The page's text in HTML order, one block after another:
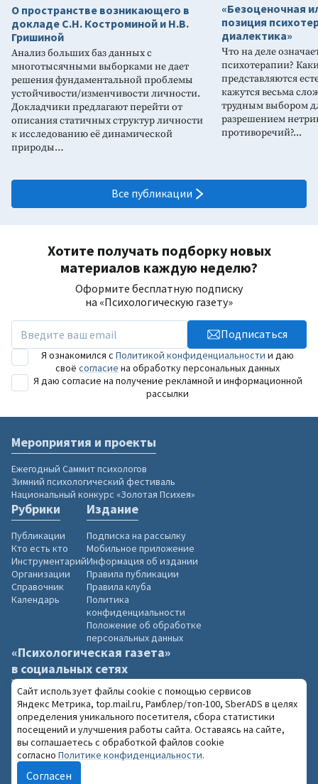
О пространстве возникающего в
докладе С.Н. Костроминой и Н.В.
Гришиной
Анализ больших баз данных с
многотысячными выборками не дает
решения фундаментальной проблемы
устойчивости/изменчивости личности.
Докладчики предлагают перейти от
описания статичных структур личности
к исследованию её динамической
природы…
«Безоценочная
позиция
диалектика»
Что на деле
психотерапии?
представляются
кажутся весьма
трудным выбором
разрешением
противоречий?...
Все публикации
Хотите получать подборку новых
материалов каждую неделю?
Оформите бесплатную подписку
на «Психологическую газету»
Подписаться
Я ознакомился с Политикой конфиденциальности и даю
своё согласие на обработку персональных данных
Я даю согласие на получение рекламной и информационной
рассылки
Мероприятия и проекты
Ежегодный Саммит психологов
Зимний психологический фестиваль
Национальный конкурс «Золотая Психея»
Рубрики
Публикации
Кто есть кто
Инструментарий
Организации
Справочник
Календарь
Издание
Подписка на рассылку
Мобильное приложение
Информация об издании
Правила публикации
Правила клуба
Политика
конфиденциальности
Положение об обработке
персональных данных
«Психологическая газета»
в социальных сетях
2004–2026 «Психологическая газета»
При использовании материалов сайта
обязательна ссылка на www.psy.su
18+
Сайт использует файлы cookie с помощью сервисов
Яндекс Метрика, top.mail.ru, Рамблер/топ-100, SberADS в целях
определения уникального посетителя, сбора статистики
посещений и улучшения работы сайта. Оставаясь на сайте,
вы соглашаетесь с обработкой файлов cookie
согласно Политике конфиденциальности.
Согласен